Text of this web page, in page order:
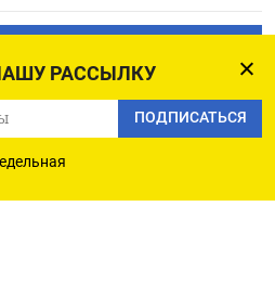
РАССЫЛКУ
ПОДПИСАТЬСЯ
В GOOGLE